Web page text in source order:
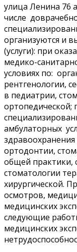
улица Ленина 76
числе
организуются и
(услуги): при
медико-
условиях по:
рентгенологии,
в педиатрии,
ортопедической;
амбулаторных
ортодонтии,
общей практики,
стоматологии
хирургической.
осмотров,
медицинских
следующие
медицинских